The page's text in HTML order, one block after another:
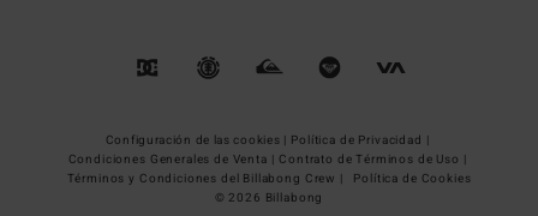
Configuración de las cookies | Política de Privacidad |
Condiciones Generales de Venta | Contrato de Términos de Uso |
Términos y Condiciones del Billabong Crew |
Política de Cookies
© 2026 Billabong